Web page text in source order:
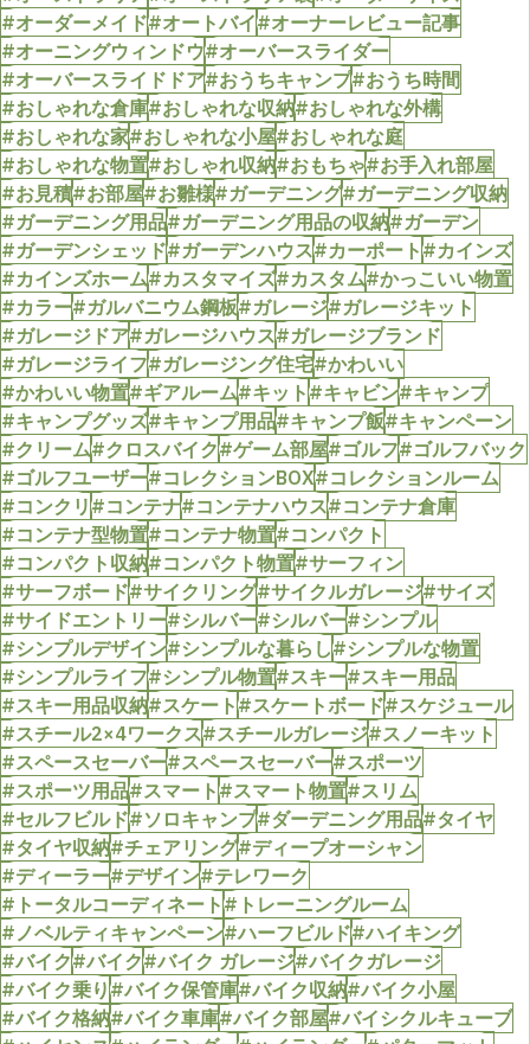
#オーダーメイド#オートバイ#オーナーレビュー記事
#オーニングウィンドウ#オーバースライダー
#オーバースライドドア#おうちキャンプ#おうち時間
#おしゃれな倉庫#おしゃれな収納#おしゃれな外構
#おしゃれな家#おしゃれな小屋#おしゃれな庭
#おしゃれな物置#おしゃれ収納#おもちゃ#お手入れ部屋
#お見積#お部屋#お雛様#ガーデニング#ガーデニング収納
#ガーデニング用品#ガーデニング用品の収納#ガーデン
#ガーデンシェッド#ガーデンハウス#カーポート#カインズ
#カインズホーム#カスタマイズ#カスタム#かっこいい物置
#カラー#ガルバニウム鋼板#ガレージ#ガレージキット
#ガレージドア#ガレージハウス#ガレージブランド
#ガレージライフ#ガレージング住宅#かわいい
#かわいい物置#ギアルーム#キット#キャビン#キャンプ
#キャンプグッズ#キャンプ用品#キャンプ飯#キャンペーン
#クリーム#クロスバイク#ゲーム部屋#ゴルフ#ゴルフバック
#ゴルフユーザー#コレクションBOX#コレクションルーム
#コンクリ#コンテナ#コンテナハウス#コンテナ倉庫
#コンテナ型物置#コンテナ物置#コンパクト
#コンパクト収納#コンパクト物置#サーフィン
#サーフボード#サイクリング#サイクルガレージ#サイズ
#サイドエントリー#シルバー#シルバー#シンプル
#シンプルデザイン#シンプルな暮らし#シンプルな物置
#シンプルライフ#シンプル物置#スキー#スキー用品
#スキー用品収納#スケート#スケートボード#スケジュール
#スチール2×4ワークス#スチールガレージ#スノーキット
#スペースセーバー#スペースセーバー#スポーツ
#スポーツ用品#スマート#スマート物置#スリム
#セルフビルド#ソロキャンプ#ダーデニング用品#タイヤ
#タイヤ収納#チェアリング#ディープオーシャン
#ディーラー#デザイン#テレワーク
#トータルコーディネート#トレーニングルーム
#ノベルティキャンペーン#ハーフビルド#ハイキング
#バイク#バイク#バイク ガレージ#バイクガレージ
#バイク乗り#バイク保管庫#バイク収納#バイク小屋
#バイク格納#バイク車庫#バイク部屋#バイシクルキューブ